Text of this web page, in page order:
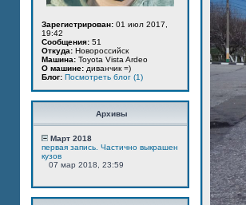
Зарегистрирован: 01 июл 2017,
19:42
Сообщения: 51
Откуда: Новороссийск
Машина: Toyota Vista Ardeo
О машине: диванчик =)
Блог: Посмотреть блог (1)
Архивы
Март 2018
первая запись. Частично выкрашен
кузов
07 мар 2018, 23:59